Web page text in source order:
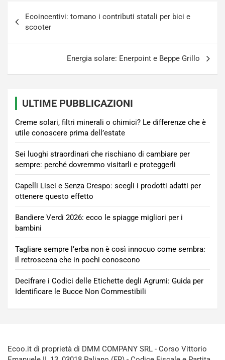
articoli
Ecoincentivi: tornano i contributi statali per bici e
scooter
Energia solare: Enerpoint e Beppe Grillo
ULTIME PUBBLICAZIONI
Creme solari, filtri minerali o chimici? Le differenze che è
utile conoscere prima dell’estate
Sei luoghi straordinari che rischiano di cambiare per
sempre: perché dovremmo visitarli e proteggerli
Capelli Lisci e Senza Crespo: scegli i prodotti adatti per
ottenere questo effetto
Bandiere Verdi 2026: ecco le spiagge migliori per i
bambini
Tagliare sempre l’erba non è così innocuo come sembra:
il retroscena che in pochi conoscono
Decifrare i Codici delle Etichette degli Agrumi: Guida per
Identificare le Bucce Non Commestibili
Ecoo.it di proprietà di DMM COMPANY SRL - Corso Vittorio